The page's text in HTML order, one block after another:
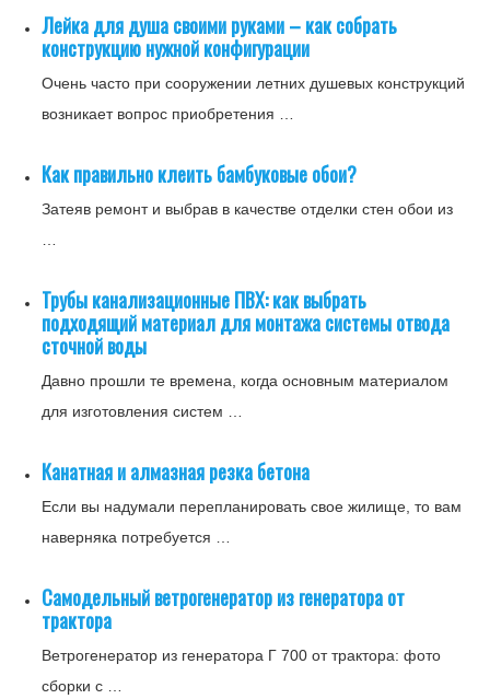
Лейка для душа своими руками – как собрать
конструкцию нужной конфигурации
Очень часто при сооружении летних душевых конструкций
возникает вопрос приобретения …
Как правильно клеить бамбуковые обои?
Затеяв ремонт и выбрав в качестве отделки стен обои из
Трубы канализационные ПВХ: как выбрать
подходящий материал для монтажа системы отвода
сточной воды
Давно прошли те времена, когда основным материалом
для изготовления систем …
Канатная и алмазная резка бетона
Если вы надумали перепланировать свое жилище, то вам
наверняка потребуется …
Самодельный ветрогенератор из генератора от
трактора
Ветрогенератор из генератора Г 700 от трактора: фото
сборки с …